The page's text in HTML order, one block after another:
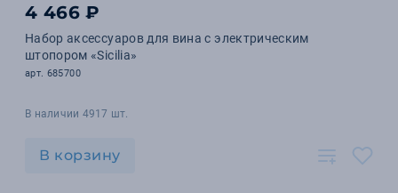
4 466 ₽
Набор аксессуаров для вина с электрическим
штопором «Sicilia»
арт. 685700
В наличии 4917 шт.
В корзину